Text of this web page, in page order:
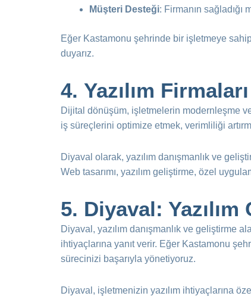
Müşteri Desteği: Firmanın sağladığı
Eğer Kastamonu şehrinde bir işletmeye
duyarız.
4. Yazılım
Dijital dönüşüm, işletmelerin modernleşme
iş süreçlerini optimize etmek, verimliliği
Diyaval olarak, yazılım danışmanlık ve
Web tasarımı, yazılım geliştirme, özel
5. Diyaval:
Diyaval, yazılım danışmanlık ve geliştirme
ihtiyaçlarına yanıt verir. Eğer Kastamonu
sürecinizi başarıyla yönetiyoruz.
Diyaval, işletmenizin yazılım ihtiyaçlarına